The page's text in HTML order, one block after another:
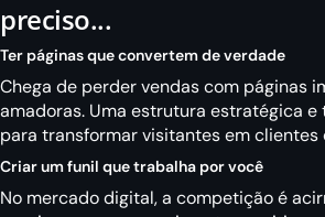
preciso...
Ter páginas que convertem de verdade
Chega de perder vendas com páginas
amadoras. Uma estrutura estratégica e
para transformar visitantes em clientes
Criar um funil que trabalha por você
No mercado digital, a competição é